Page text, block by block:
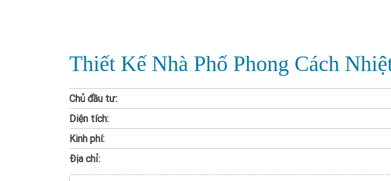
Thiết Kế Nhà Phố Phong Cách
Chủ đầu tư:
Diện tích:
Kinh phí:
Địa chỉ: